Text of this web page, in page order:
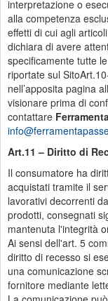
interpretazione o
alla competenza
effetti di cui agli
dichiara di avere
specificamente tutte
riportate sul
nell’apposita pagina
visionare prima di
contattare
Art.11 – Diritto di
Il consumatore ha
acquistati tramite il
lavorativi decorrenti
prodotti, consegnati
mantenuta l'integrità
Ai sensi dell'art. 5
diritto di recesso si
una comunicazione
fornitore mediante